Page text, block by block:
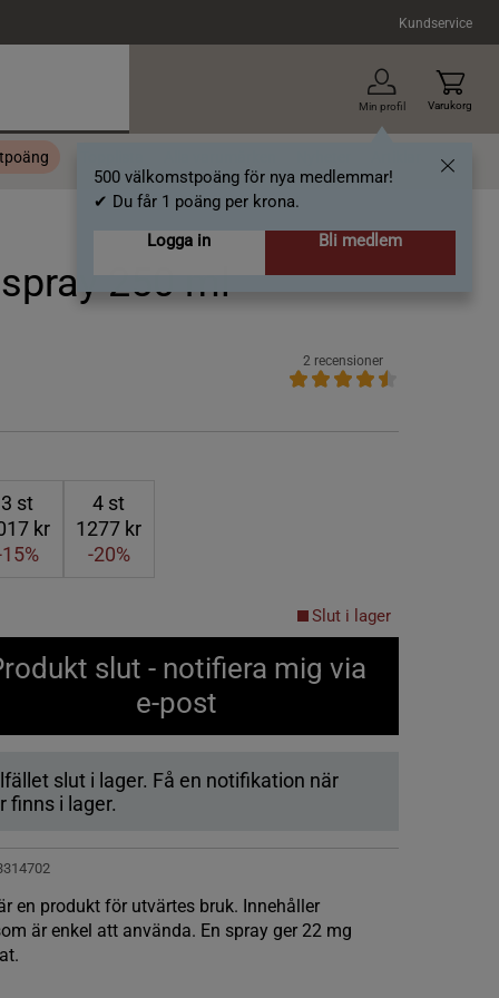
Kundservice
Min profil
500 välkomstpoäng för nya medlemmar!
✔ Du får 1 poäng per krona.
Logga in
Bli medlem
Varukorg
250 ml
2 recensioner
3 st
kr
4 st
1277 kr
-20%
Slut i lager
slut - notifiera mig via
e-post
slut i lager. Få en notifikation när
finns i lager.
en produkt för utvärtes bruk. Innehåller
är enkel att använda. En spray ger 22 mg